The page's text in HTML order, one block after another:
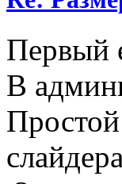
Первый
В
Простой